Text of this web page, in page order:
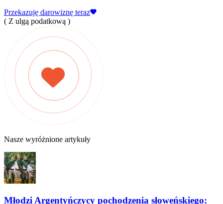
Przekazuję darowiznę teraz
( Z ulgą podatkową )
Nasze wyróżnione artykuły
Młodzi Argentyńczycy pochodzenia słoweńskiego: